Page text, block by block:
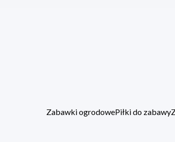
Zabawki ogrodowePiłki do zabawy